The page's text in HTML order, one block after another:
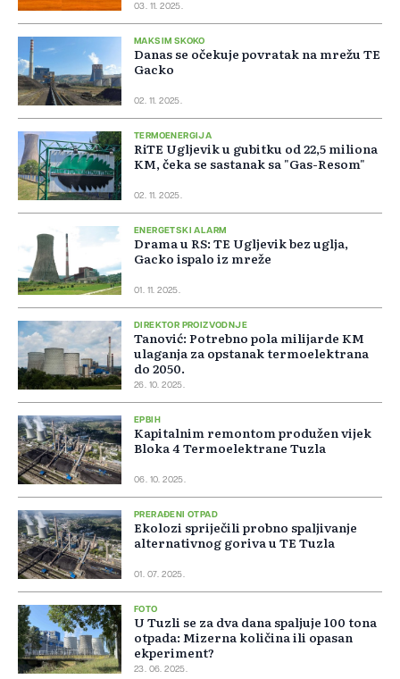
03. 11. 2025.
MAKSIM SKOKO
Danas se očekuje povratak na mrežu TE
Gacko
02. 11. 2025.
TERMOENERGIJA
RiTE Ugljevik u gubitku od 22,5 miliona
KM, čeka se sastanak sa "Gas-Resom"
02. 11. 2025.
ENERGETSKI ALARM
Drama u RS: TE Ugljevik bez uglja,
Gacko ispalo iz mreže
01. 11. 2025.
DIREKTOR PROIZVODNJE
Tanović: Potrebno pola milijarde KM
ulaganja za opstanak termoelektrana
do 2050.
26. 10. 2025.
EPBIH
Kapitalnim remontom produžen vijek
Bloka 4 Termoelektrane Tuzla
06. 10. 2025.
PRERAĐENI OTPAD
Ekolozi spriječili probno spaljivanje
alternativnog goriva u TE Tuzla
01. 07. 2025.
FOTO
U Tuzli se za dva dana spaljuje 100 tona
otpada: Mizerna količina ili opasan
ekperiment?
23. 06. 2025.